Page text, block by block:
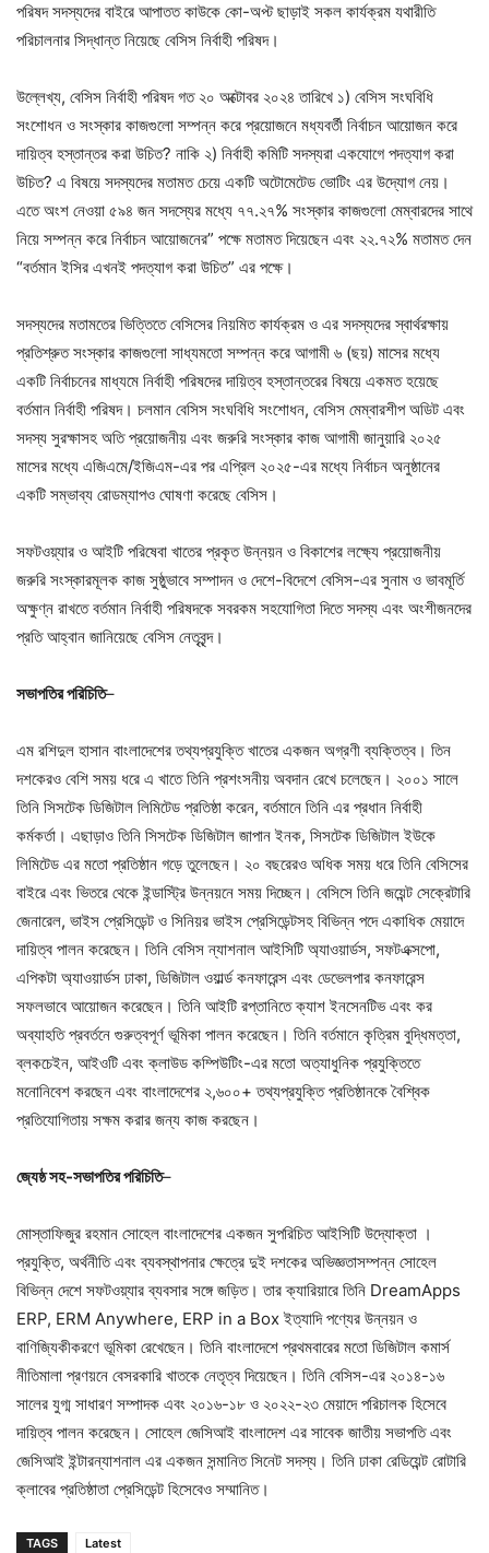
পরিষদ সদস্যদের বাইরে আপাতত কাউকে কো-অপ্ট ছাড়াই সকল কার্যক্রম যথারীতি
পরিচালনার সিদ্ধান্ত নিয়েছে বেসিস নির্বাহী পরিষদ।
উল্লেখ্য, বেসিস নির্বাহী পরিষদ গত ২০ অক্টোবর ২০২৪ তারিখে ১) বেসিস সংঘবিধি
সংশোধন ও সংস্কার কাজগুলো সম্পন্ন করে প্রয়োজনে মধ্যবর্তী নির্বাচন আয়োজন করে
দায়িত্ব হস্তান্তর করা উচিত? নাকি ২) নির্বাহী কমিটি সদস্যরা একযোগে পদত্যাগ করা
উচিত? এ বিষয়ে সদস্যদের মতামত চেয়ে একটি অটোমেটেড ভোটিং এর উদ্যোগ নেয়।
এতে অংশ নেওয়া ৫৯৪ জন সদস্যের মধ্যে ৭৭.২৭% সংস্কার কাজগুলো মেম্বারদের সাথে
নিয়ে সম্পন্ন করে নির্বাচন আয়োজনের” পক্ষে মতামত দিয়েছেন এবং ২২.৭২% মতামত দেন
“বর্তমান ইসির এখনই পদত্যাগ করা উচিত” এর পক্ষে।
সদস্যদের মতামতের ভিত্তিতে বেসিসের নিয়মিত কার্যক্রম ও এর সদস্যদের স্বার্থরক্ষায়
প্রতিশ্রুত সংস্কার কাজগুলো সাধ্যমতো সম্পন্ন করে আগামী ৬ (ছয়) মাসের মধ্যে
একটি নির্বাচনের মাধ্যমে নির্বাহী পরিষদের দায়িত্ব হস্তান্তরের বিষয়ে একমত হয়েছে
বর্তমান নির্বাহী পরিষদ। চলমান বেসিস সংঘবিধি সংশোধন, বেসিস মেম্বারশীপ অডিট এবং
সদস্য সুরক্ষাসহ অতি প্রয়োজনীয় এবং জরুরি সংস্কার কাজ আগামী জানুয়ারি ২০২৫
মাসের মধ্যে এজিএমে/ইজিএম-এর পর এপ্রিল ২০২৫-এর মধ্যে নির্বাচন অনুষ্ঠানের
একটি সম্ভাব্য রোডম্যাপও ঘোষণা করেছে বেসিস।
সফটওয়্যার ও আইটি পরিষেবা খাতের প্রকৃত উন্নয়ন ও বিকাশের লক্ষ্যে প্রয়োজনীয়
জরুরি সংস্কারমূলক কাজ সুষ্ঠুভাবে সম্পাদন ও দেশে-বিদেশে বেসিস-এর সুনাম ও ভাবমূর্তি
অক্ষুণ্ন রাখতে বর্তমান নির্বাহী পরিষদকে সবরকম সহযোগিতা দিতে সদস্য এবং অংশীজনদের
প্রতি আহ্বান জানিয়েছে বেসিস নেতৃবৃন্দ।
সভাপতির পরিচিতি–
এম রশিদুল হাসান বাংলাদেশের তথ্যপ্রযুক্তি খাতের একজন অগ্রণী ব্যক্তিত্ব। তিন
দশকেরও বেশি সময় ধরে এ খাতে তিনি প্রশংসনীয় অবদান রেখে চলেছেন। ২০০১ সালে
তিনি সিসটেক ডিজিটাল লিমিটেড প্রতিষ্ঠা করেন, বর্তমানে তিনি এর প্রধান নির্বাহী
কর্মকর্তা। এছাড়াও তিনি সিসটেক ডিজিটাল জাপান ইনক, সিসটেক ডিজিটাল ইউকে
লিমিটেড এর মতো প্রতিষ্ঠান গড়ে তুলেছেন। ২০ বছরেরও অধিক সময় ধরে তিনি বেসিসের
বাইরে এবং ভিতরে থেকে ইন্ডাস্ট্রি উন্নয়নে সময় দিচ্ছেন। বেসিসে তিনি জয়েন্ট সেক্রেটারি
জেনারেল, ভাইস প্রেসিডেন্ট ও সিনিয়র ভাইস প্রেসিডেন্টসহ বিভিন্ন পদে একাধিক মেয়াদে
দায়িত্ব পালন করেছেন। তিনি বেসিস ন্যাশনাল আইসিটি অ্যাওয়ার্ডস, সফটএক্সপো,
এপিকটা অ্যাওয়ার্ডস ঢাকা, ডিজিটাল ওয়ার্ল্ড কনফারেন্স এবং ডেভেলপার কনফারেন্স
সফলভাবে আয়োজন করেছেন। তিনি আইটি রপ্তানিতে ক্যাশ ইনসেনটিভ এবং কর
অব্যাহতি প্রবর্তনে গুরুত্বপূর্ণ ভূমিকা পালন করেছেন। তিনি বর্তমানে কৃত্রিম বুদ্ধিমত্তা,
ব্লকচেইন, আইওটি এবং ক্লাউড কম্পিউটিং-এর মতো অত্যাধুনিক প্রযুক্তিতে
মনোনিবেশ করছেন এবং বাংলাদেশের ২,৬০০+ তথ্যপ্রযুক্তি প্রতিষ্ঠানকে বৈশ্বিক
প্রতিযোগিতায় সক্ষম করার জন্য কাজ করছেন।
জ্যেষ্ঠ সহ-সভাপতির পরিচিতি–
মোস্তাফিজুর রহমান সোহেল বাংলাদেশের একজন সুপরিচিত আইসিটি উদ্যোক্তা ।
প্রযুক্তি, অর্থনীতি এবং ব্যবস্থাপনার ক্ষেত্রে দুই দশকের অভিজ্ঞতাসম্পন্ন সোহেল
বিভিন্ন দেশে সফটওয়্যার ব্যবসার সঙ্গে জড়িত। তার ক্যারিয়ারে তিনি DreamApps
ERP, ERM Anywhere, ERP in a Box ইত্যাদি পণ্যের উন্নয়ন ও
বাণিজ্যিকীকরণে ভূমিকা রেখেছেন। তিনি বাংলাদেশে প্রথমবারের মতো ডিজিটাল কমার্স
নীতিমালা প্রণয়নে বেসরকারি খাতকে নেতৃত্ব দিয়েছেন। তিনি বেসিস-এর ২০১৪-১৬
সালের যুগ্ম সাধারণ সম্পাদক এবং ২০১৬-১৮ ও ২০২২-২৩ মেয়াদে পরিচালক হিসেবে
দায়িত্ব পালন করেছেন। সোহেল জেসিআই বাংলাদেশ এর সাবেক জাতীয় সভাপতি এবং
জেসিআই ইন্টারন্যাশনাল এর একজন সন্মানিত সিনেট সদস্য। তিনি ঢাকা রেডিয়েন্ট রোটারি
ক্লাবের প্রতিষ্ঠাতা প্রেসিডেন্ট হিসেবেও সম্মানিত।
TAGS Latest